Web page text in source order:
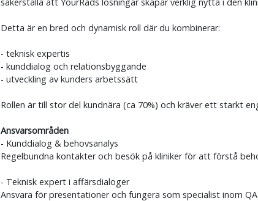
Detta är en bred och dynamisk roll där du kombinerar:
- teknisk expertis
- kunddialog och relationsbyggande
- utveckling av kunders arbetssätt
Rollen är till stor del kundnära (ca 70%) och kräver ett starkt
Ansvarsområden
- Kunddialog & behovsanalys
Regelbundna kontakter och besök på kliniker för att förstå
- Teknisk expert i affärsdialoger
Ansvara för presentationer och fungera som specialist inom